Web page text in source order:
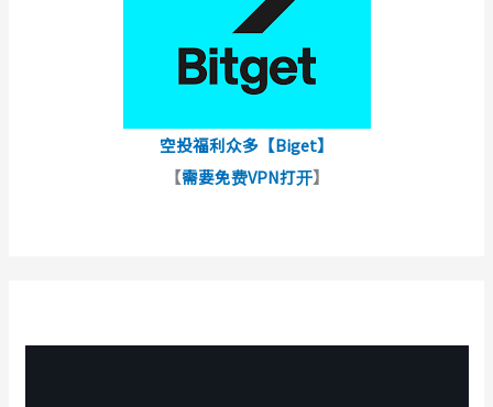
空投福利众多【Biget】
【需要免费VPN打开】